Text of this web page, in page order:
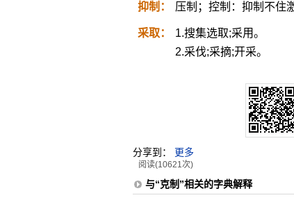
抑制： 压制；控制：抑制不住
采取：
1.搜集选取;采用。
2.采伐;采摘;开采。
分享到： 更多
阅读(10621次)
与“克制”相关的字典解释